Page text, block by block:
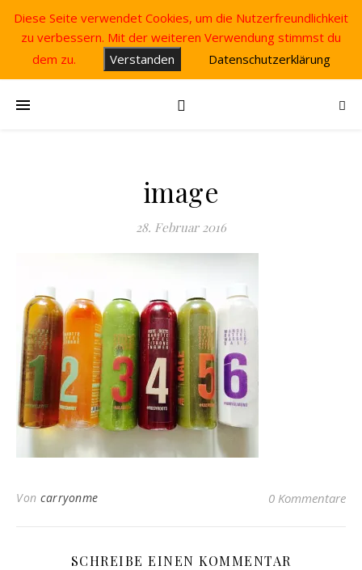
image
28. Februar 2016
Von carryonme 0 Kommentare
SCHREIBE EINEN KOMMENTAR
Diese Seite verwendet Cookies, um die Nutzerfreundlichkeit
zu verbessern. Mit der weiteren Verwendung stimmst du
dem zu.
Verstanden Datenschutzerklärung